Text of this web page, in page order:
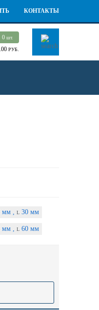
КОНТАКТЫ
0шт.
РУБ.
мм , L30 мм
мм , L60 мм